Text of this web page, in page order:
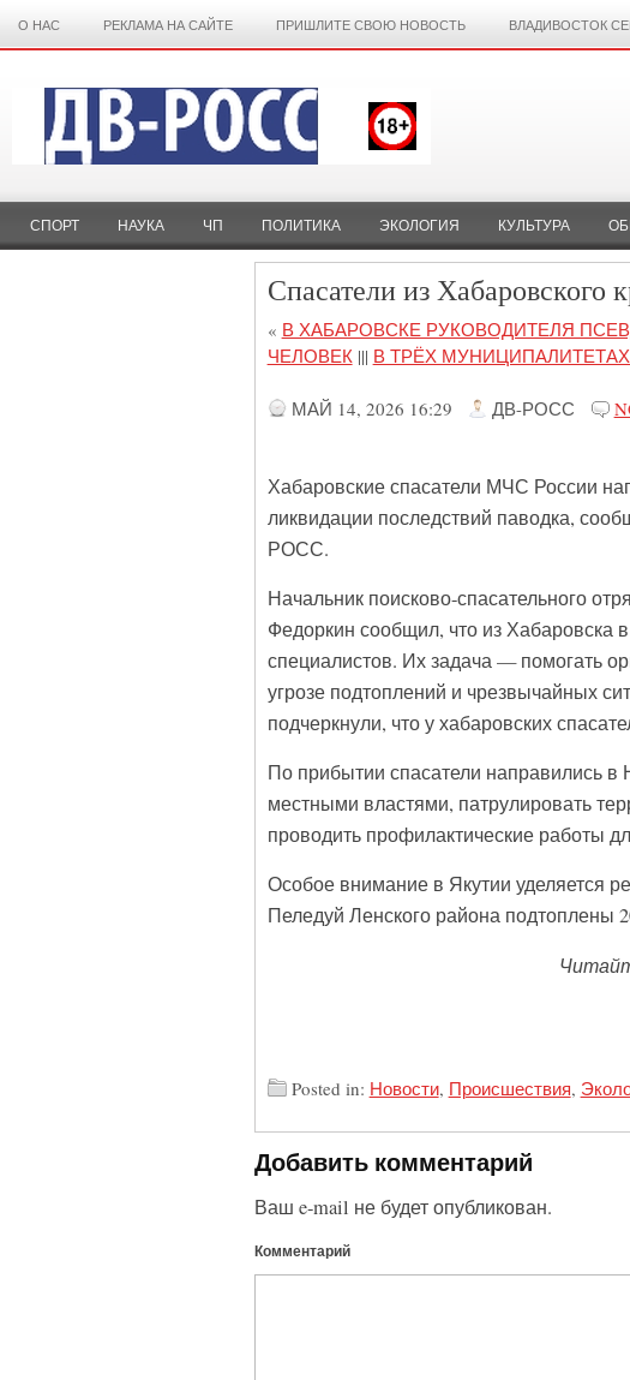
О НАС РЕКЛАМА НА САЙТЕ ПРИШЛИТЕ СВОЮ НОВОСТЬ ВЛАДИВОСТОК
СПОРТ НАУКА ЧП ПОЛИТИКА ЭКОЛОГИЯ КУЛЬТУРА
Спасатели из Хабаровского
« В ХАБАРОВСКЕ РУКОВОДИТЕЛЯ
ЧЕЛОВЕК||| В ТРЁХ
МАЙ 14, 2026 16:29 ДВ-РОСС
Хабаровские спасатели МЧС России
ликвидации последствий паводка,
РОСС.
Начальник поисково-спасательного
Федоркин сообщил, что из Хабаровска
специалистов. Их задача — помогать
угрозе подтоплений и чрезвычайных
подчеркнули, что у хабаровских
По прибытии спасатели направились в
местными властями, патрулировать
проводить профилактические работы
Особое внимание в Якутии уделяется
Пеледуй Ленского района подтоплены
Posted in: Новости, Происшествия,
Добавить комментарий
Ваш e-mail не будет опубликован.
Комментарий